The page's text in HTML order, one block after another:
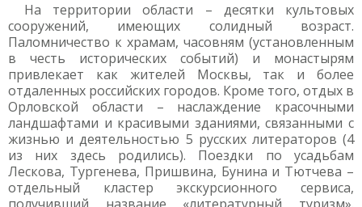
На территории области – десятки культовых
сооружений, имеющих солидный возраст.
Паломничество к храмам, часовням (установленным
в честь исторических событий) и монастырям
привлекает как жителей Москвы, так и более
отдаленных российских городов. Кроме того, отдых в
Орловской области – наслаждение красочными
ландшафтами и красивыми зданиями, связанными с
жизнью и деятельностью 5 русских литераторов (4
из них здесь родились). Поездки по усадьбам
Лескова, Тургенева, Пришвина, Бунина и Тютчева –
отдельный кластер экскурсионного сервиса,